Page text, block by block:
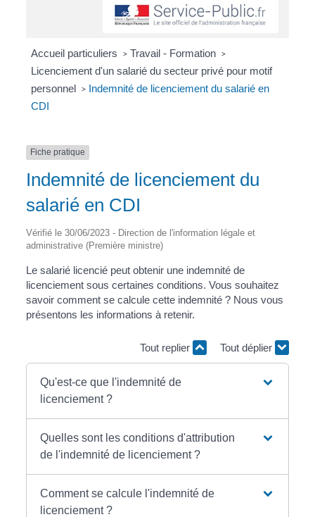
Accueil particuliers > Travail - Formation >
Licenciement d'un salarié du secteur privé pour motif
personnel > Indemnité de licenciement du salarié en
CDI
Fiche pratique
Indemnité de licenciement du
salarié en CDI
Vérifié le 30/06/2023 - Direction de l'information légale et
administrative (Première ministre)
Le salarié licencié peut obtenir une indemnité de
licenciement sous certaines conditions. Vous souhaitez
savoir comment se calcule cette indemnité ? Nous vous
présentons les informations à retenir.
Tout replier Tout déplier
Qu'est-ce que l'indemnité de
licenciement ?
Quelles sont les conditions d'attribution
de l'indemnité de licenciement ?
Comment se calcule l'indemnité de
licenciement ?